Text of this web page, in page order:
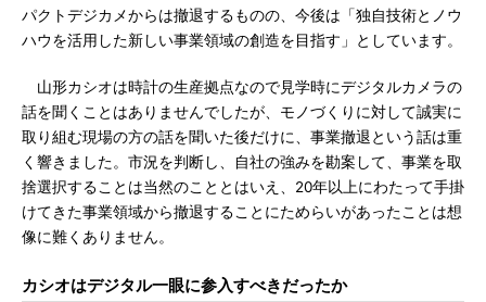
パクトデジカメからは撤退するものの、今後は「独自技術とノウ
ハウを活用した新しい事業領域の創造を目指す」としています。
山形カシオは時計の生産拠点なので見学時にデジタルカメラの
話を聞くことはありませんでしたが、モノづくりに対して誠実に
取り組む現場の方の話を聞いた後だけに、事業撤退という話は重
く響きました。市況を判断し、自社の強みを勘案して、事業を取
捨選択することは当然のこととはいえ、20年以上にわたって手掛
けてきた事業領域から撤退することにためらいがあったことは想
像に難くありません。
カシオはデジタル一眼に参入すべきだったか